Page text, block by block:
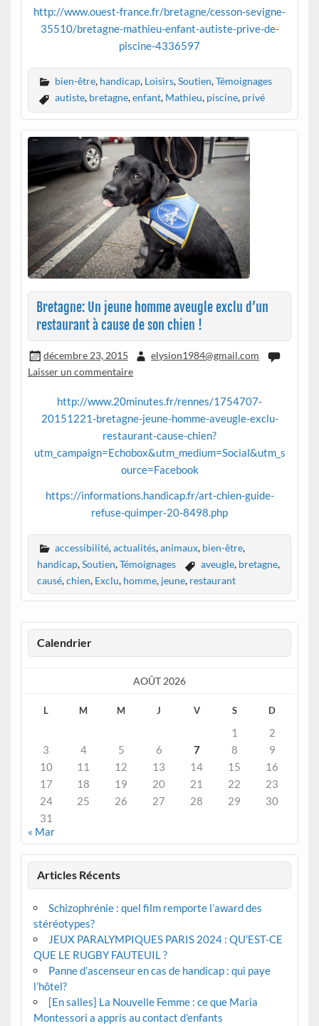
http://www.ouest-france.fr/bretagne/cesson-sevigne-
35510/bretagne-mathieu-enfant-autiste-prive-de-
piscine-4336597
bien-être, handicap, Loisirs,Soutien,Témoignages
autiste, bretagne,enfant, Mathieu, piscine, privé
Bretagne: Un jeune homme aveugle exclu d’un
restaurant à cause de son chien !
décembre 23, 2015
elysion1984@gmail.com
Laisser un commentaire
http://www.20minutes.fr/rennes/1754707-
20151221-bretagne-jeune-homme-aveugle-exclu-
restaurant-cause-chien?
utm_campaign=Echobox&utm_medium=Social&utm_s
ource=Facebook
https://informations.handicap.fr/art-chien-guide-
refuse-quimper-20-8498.php
accessibilité,actualités,animaux, bien-être,
handicap,Soutien,Témoignages aveugle, bretagne,
causé,chien, Exclu, homme, jeune, restaurant
Calendrier
AOÛT 2026
L M M J V S D
1
2
3
4 5 6 7 8
9
10
11 12 13 14 15
16
17
18 19 20 21 22
23
24
25 26 27 28 29
30
31
« Mar
Articles Récents
Schizophrénie : quel film remporte l’award des
stéréotypes?
JEUX PARALYMPIQUES PARIS 2024 : QU’EST-CE
QUE LE RUGBY FAUTEUIL ?
Panne d’ascenseur en cas de handicap : qui paye
l’hôtel?
[En salles] La Nouvelle Femme : ce que Maria
Montessori a appris au contact d’enfants